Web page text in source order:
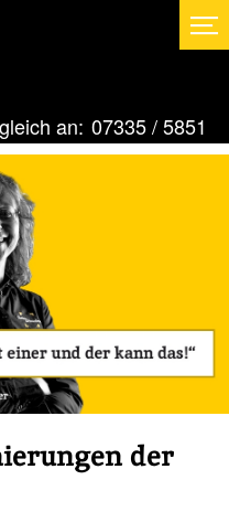
an: 07335 / 5851
der